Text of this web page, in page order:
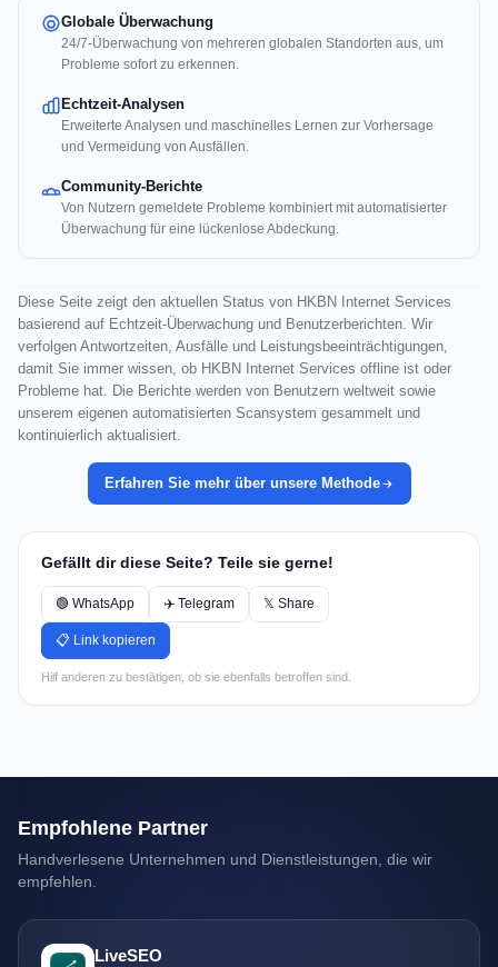
Globale Überwachung
24/7-Überwachung von mehreren globalen Standorten aus, um
Probleme sofort zu erkennen.
Echtzeit-Analysen
Erweiterte Analysen und maschinelles Lernen zur Vorhersage
und Vermeidung von Ausfällen.
Community-Berichte
Von Nutzern gemeldete Probleme kombiniert mit automatisierter
Überwachung für eine lückenlose Abdeckung.
Diese Seite zeigt den aktuellen Status von HKBN Internet Services
basierend auf Echtzeit-Überwachung und Benutzerberichten. Wir
verfolgen Antwortzeiten, Ausfälle und Leistungsbeeinträchtigungen,
damit Sie immer wissen, ob HKBN Internet Services offline ist oder
Probleme hat. Die Berichte werden von Benutzern weltweit sowie
unserem eigenen automatisierten Scansystem gesammelt und
kontinuierlich aktualisiert.
Erfahren Sie mehr über unsere Methode
Gefällt dir diese Seite? Teile sie gerne!
🟢 WhatsApp ✈️ Telegram 𝕏 Share
📋 Link kopieren
Hilf anderen zu bestätigen, ob sie ebenfalls betroffen sind.
Empfohlene Partner
Handverlesene Unternehmen und Dienstleistungen, die wir
empfehlen.
LiveSEO